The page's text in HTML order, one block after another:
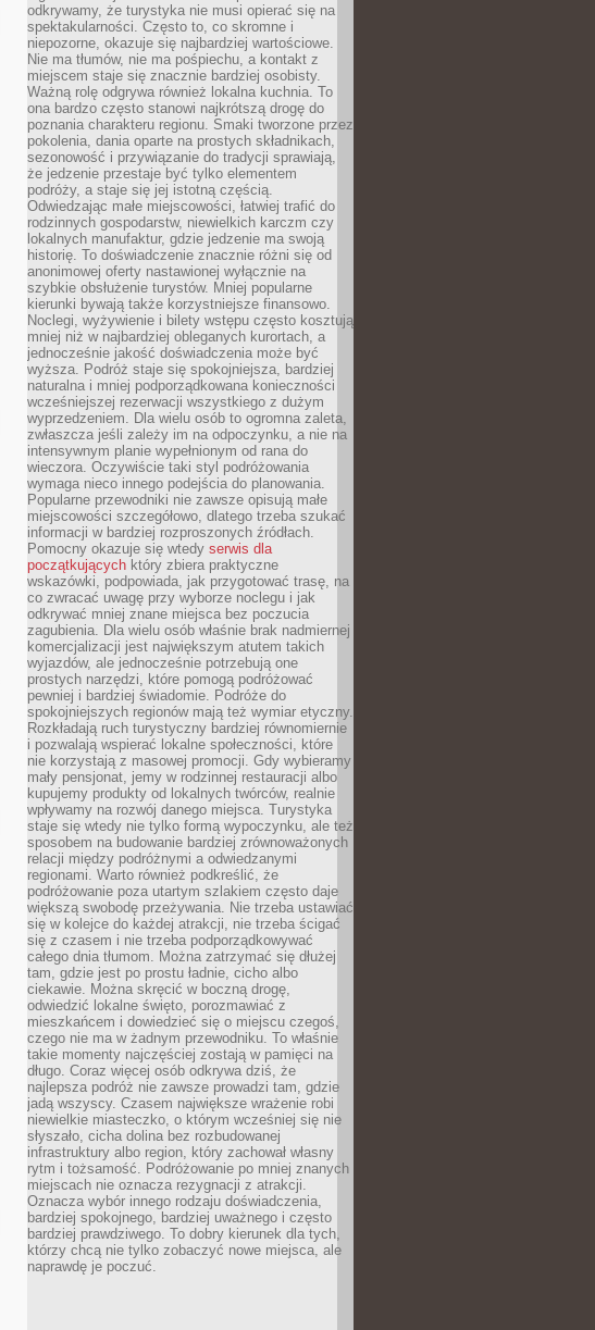
odkrywamy, że turystyka nie musi opierać się na
spektakularności. Często to, co skromne i
niepozorne, okazuje się najbardziej wartościowe.
Nie ma tłumów, nie ma pośpiechu, a kontakt z
miejscem staje się znacznie bardziej osobisty.
Ważną rolę odgrywa również lokalna kuchnia. To
ona bardzo często stanowi najkrótszą drogę do
poznania charakteru regionu. Smaki tworzone przez
pokolenia, dania oparte na prostych składnikach,
sezonowość i przywiązanie do tradycji sprawiają,
że jedzenie przestaje być tylko elementem
podróży, a staje się jej istotną częścią.
Odwiedzając małe miejscowości, łatwiej trafić do
rodzinnych gospodarstw, niewielkich karczm czy
lokalnych manufaktur, gdzie jedzenie ma swoją
historię. To doświadczenie znacznie różni się od
anonimowej oferty nastawionej wyłącznie na
szybkie obsłużenie turystów. Mniej popularne
kierunki bywają także korzystniejsze finansowo.
Noclegi, wyżywienie i bilety wstępu często kosztują
mniej niż w najbardziej obleganych kurortach, a
jednocześnie jakość doświadczenia może być
wyższa. Podróż staje się spokojniejsza, bardziej
naturalna i mniej podporządkowana konieczności
wcześniejszej rezerwacji wszystkiego z dużym
wyprzedzeniem. Dla wielu osób to ogromna zaleta,
zwłaszcza jeśli zależy im na odpoczynku, a nie na
intensywnym planie wypełnionym od rana do
wieczora. Oczywiście taki styl podróżowania
wymaga nieco innego podejścia do planowania.
Popularne przewodniki nie zawsze opisują małe
miejscowości szczegółowo, dlatego trzeba szukać
informacji w bardziej rozproszonych źródłach.
Pomocny okazuje się wtedy serwis dla
początkujących który zbiera praktyczne
wskazówki, podpowiada, jak przygotować trasę, na
co zwracać uwagę przy wyborze noclegu i jak
odkrywać mniej znane miejsca bez poczucia
zagubienia. Dla wielu osób właśnie brak nadmiernej
komercjalizacji jest największym atutem takich
wyjazdów, ale jednocześnie potrzebują one
prostych narzędzi, które pomogą podróżować
pewniej i bardziej świadomie. Podróże do
spokojniejszych regionów mają też wymiar etyczny.
Rozkładają ruch turystyczny bardziej równomiernie
i pozwalają wspierać lokalne społeczności, które
nie korzystają z masowej promocji. Gdy wybieramy
mały pensjonat, jemy w rodzinnej restauracji albo
kupujemy produkty od lokalnych twórców, realnie
wpływamy na rozwój danego miejsca. Turystyka
staje się wtedy nie tylko formą wypoczynku, ale też
sposobem na budowanie bardziej zrównoważonych
relacji między podróżnymi a odwiedzanymi
regionami. Warto również podkreślić, że
podróżowanie poza utartym szlakiem często daje
większą swobodę przeżywania. Nie trzeba ustawiać
się w kolejce do każdej atrakcji, nie trzeba ścigać
się z czasem i nie trzeba podporządkowywać
całego dnia tłumom. Można zatrzymać się dłużej
tam, gdzie jest po prostu ładnie, cicho albo
ciekawie. Można skręcić w boczną drogę,
odwiedzić lokalne święto, porozmawiać z
mieszkańcem i dowiedzieć się o miejscu czegoś,
czego nie ma w żadnym przewodniku. To właśnie
takie momenty najczęściej zostają w pamięci na
długo. Coraz więcej osób odkrywa dziś, że
najlepsza podróż nie zawsze prowadzi tam, gdzie
jadą wszyscy. Czasem największe wrażenie robi
niewielkie miasteczko, o którym wcześniej się nie
słyszało, cicha dolina bez rozbudowanej
infrastruktury albo region, który zachował własny
rytm i tożsamość. Podróżowanie po mniej znanych
miejscach nie oznacza rezygnacji z atrakcji.
Oznacza wybór innego rodzaju doświadczenia,
bardziej spokojnego, bardziej uważnego i często
bardziej prawdziwego. To dobry kierunek dla tych,
którzy chcą nie tylko zobaczyć nowe miejsca, ale
naprawdę je poczuć.